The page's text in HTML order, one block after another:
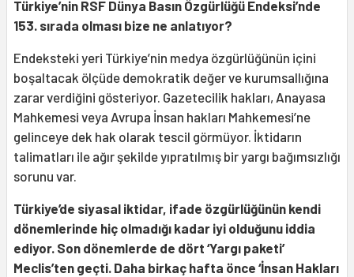
Türkiye’nin RSF Dünya Basın Özgürlüğü Endeksi’nde
153. sırada olması bize ne anlatıyor?
Endeksteki yeri Türkiye’nin medya özgürlüğünün içini
boşaltacak ölçüde demokratik değer ve kurumsallığına
zarar verdiğini gösteriyor. Gazetecilik hakları, Anayasa
Mahkemesi veya Avrupa İnsan hakları Mahkemesi’ne
gelinceye dek hak olarak tescil görmüyor. İktidarın
talimatları ile ağır şekilde yıpratılmış bir yargı bağımsızlığı
sorunu var.
Türkiye’de siyasal iktidar, ifade özgürlüğünün kendi
dönemlerinde hiç olmadığı kadar iyi olduğunu iddia
ediyor. Son dönemlerde de dört ‘Yargı paketi’
Meclis’ten geçti. Daha birkaç hafta önce ‘İnsan Hakları